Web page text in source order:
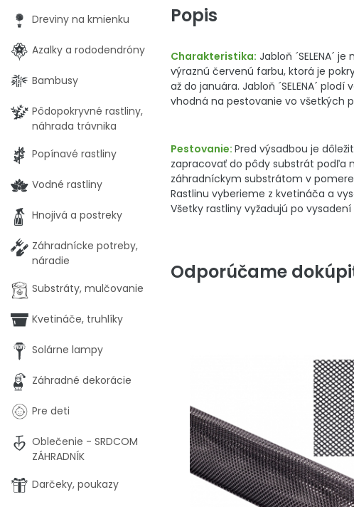
Popis
Charakteristika: Jabloň ´SELENA´
výraznú červenú farbu, ktorá je
až do januára. Jabloň ´SELENA´
vhodná na pestovanie vo všetkých
Pestovanie: Pred výsadbou je
zapracovať do pôdy substrát podľa
záhradníckym substrátom v
Rastlinu vyberieme z kvetináča a
Všetky rastliny vyžadujú po
Odporúčame
Dreviny na kmienku
Azalky a rododendróny
Bambusy
Pôdopokryvné rastliny,
náhrada trávnika
Popínavé rastliny
Vodné rastliny
Hnojivá a postreky
Záhradnícke potreby,
náradie
Substráty, mulčovanie
Kvetináče, truhlíky
Solárne lampy
Záhradné dekorácie
Pre deti
Oblečenie - SRDCOM
ZÁHRADNÍK
Darčeky, poukazy